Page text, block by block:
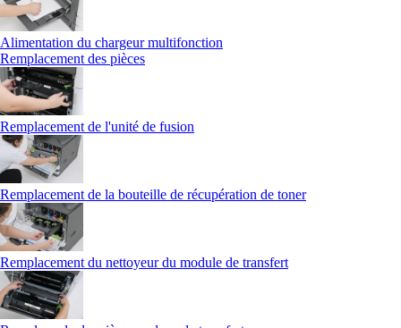
Alimentation du chargeur multifonction
Remplacement des pièces
Remplacement de l'unité de fusion
Remplacement de la bouteille de récupération de toner
Remplacement du nettoyeur du module de transfert